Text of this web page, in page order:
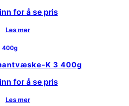
for å se pris
Les mer
K 3 400g
for å se pris
Les mer